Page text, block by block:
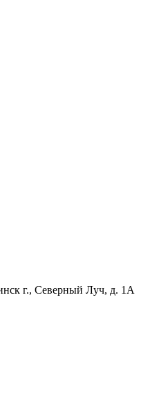
г., Северный Луч, д. 1А